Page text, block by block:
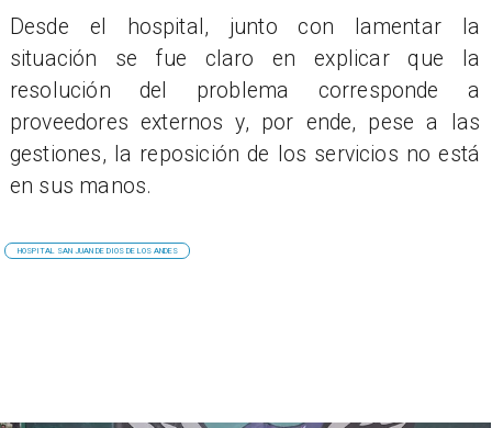
Desde el hospital, junto con lamentar la
situación se fue claro en explicar que la
resolución del problema corresponde a
proveedores externos y, por ende, pese a las
gestiones, la reposición de los servicios no está
en sus manos.
HOSPITAL SAN JUAN DE DIOS DE LOS ANDES